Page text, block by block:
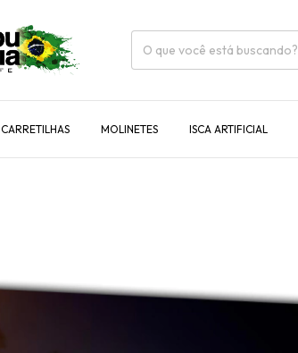
CARRETILHAS MOLINETES ISCA ARTIFICIAL